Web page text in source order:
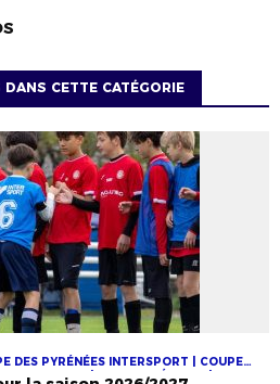
CETTE CATÉGORIE
DES PYRÉNÉES INTERSPORT | COUPE
JEUNES | COUPES SÉNIORS |